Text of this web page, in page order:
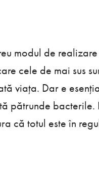
modul de
cele de mai sus
viața. Dar e
pătrunde bacterile.
că totul este în